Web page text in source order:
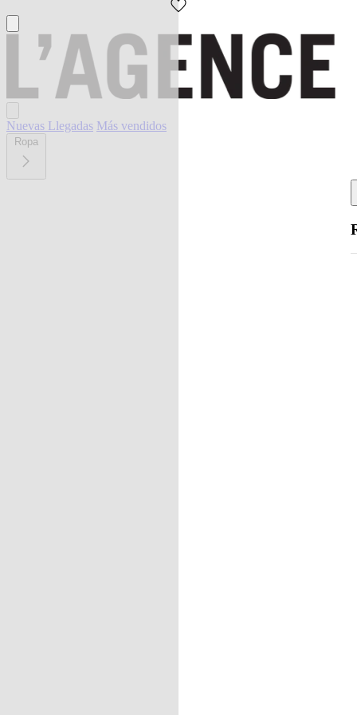
Nuevas Llegadas Más vendidos
Ropa